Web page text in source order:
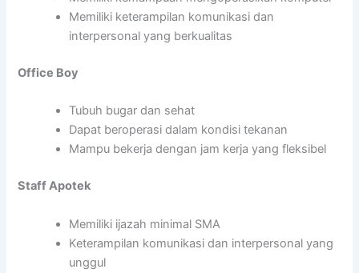
Memiliki keterampilan komunikasi dan
interpersonal yang berkualitas
Office Boy
Tubuh bugar dan sehat
Dapat beroperasi dalam kondisi tekanan
Mampu bekerja dengan jam kerja yang fleksibel
Staff Apotek
Memiliki ijazah minimal SMA
Keterampilan komunikasi dan interpersonal yang
unggul